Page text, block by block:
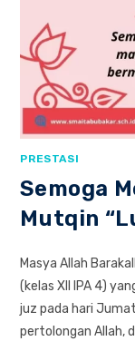
PRESTASI
Semoga
Mutqin
Masya Allah
(kelas XII IPA 4)
juz pada hari
pertolongan Allah,